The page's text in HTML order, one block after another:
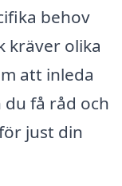
behov
kräver olika
att inleda
få råd och
just din